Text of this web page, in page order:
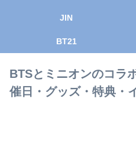
JIN
BT21
BTSとミニオンのコラ
催日・グッズ・特典・